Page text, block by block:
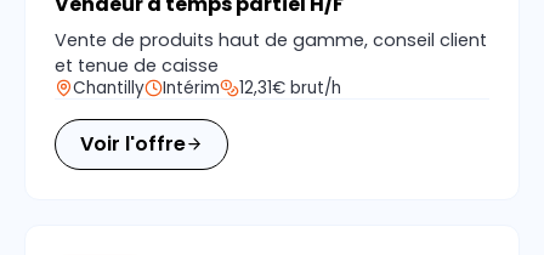
Vente de produits haut de gamme, conseil client
et tenue de caisse
Chantilly Intérim 12,31€ brut/h
Voir l'offre